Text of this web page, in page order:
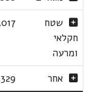
שטח
חקלאי
ומרעה
אחר